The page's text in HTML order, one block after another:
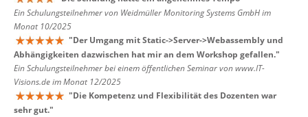
Ein Schulungsteilnehmer von Weidmüller Monitoring Systems GmbH im
Monat 10/2025
"Der Umgang mit Static->Server->Webassembly und
Abhängigkeiten dazwischen hat mir an dem Workshop gefallen."
Ein Schulungsteilnehmer bei einem öffentlichen Seminar von www.IT-
Visions.de im Monat 12/2025
"Die Kompetenz und Flexibilität des Dozenten war
sehr gut."